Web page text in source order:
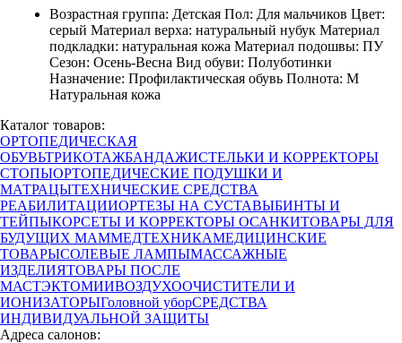
Возрастная группа: Детская Пол: Для мальчиков Цвет:
серый Материал верха: натуральный нубук Материал
подкладки: натуральная кожа Материал подошвы: ПУ
Сезон: Осень-Весна Вид обуви: Полуботинки
Назначение: Профилактическая обувь Полнота: M
Натуральная кожа
Каталог товаров:
ОРТОПЕДИЧЕСКАЯ
ОБУВЬТРИКОТАЖБАНДАЖИСТЕЛЬКИ И КОРРЕКТОРЫ
СТОПЫОРТОПЕДИЧЕСКИЕ ПОДУШКИ И
МАТРАЦЫТЕХНИЧЕСКИЕ СРЕДСТВА
РЕАБИЛИТАЦИИОРТЕЗЫ НА СУСТАВЫБИНТЫ И
ТЕЙПЫКОРСЕТЫ И КОРРЕКТОРЫ ОСАНКИТОВАРЫ ДЛЯ
БУДУЩИХ МАММЕДТЕХНИКАМЕДИЦИНСКИЕ
ТОВАРЫСОЛЕВЫЕ ЛАМПЫМАССАЖНЫЕ
ИЗДЕЛИЯТОВАРЫ ПОСЛЕ
МАСТЭКТОМИИВОЗДУХООЧИСТИТЕЛИ И
ИОНИЗАТОРЫГоловной уборСРЕДСТВА
ИНДИВИДУАЛЬНОЙ ЗАЩИТЫ
Адреса салонов: